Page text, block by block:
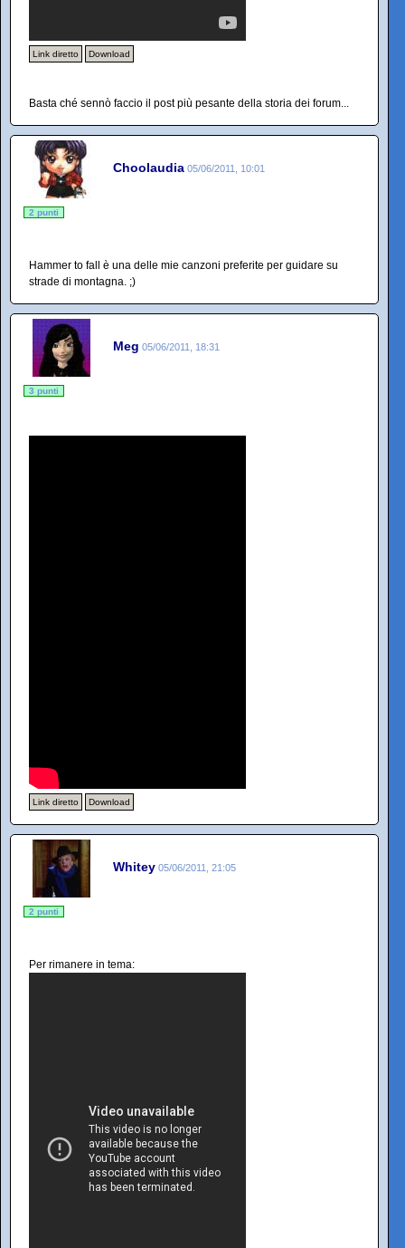
Link diretto Download
Basta ché sennò faccio il post più pesante della storia dei forum...
Choolaudia 05/06/2011, 10:01
2 punti
Hammer to fall è una delle mie canzoni preferite per guidare su
strade di montagna. ;)
Meg 05/06/2011, 18:31
3 punti
Link diretto Download
Whitey 05/06/2011, 21:05
2 punti
Per rimanere in tema: